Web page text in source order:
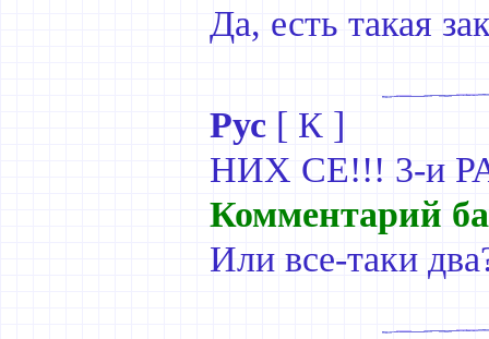
Да, есть такая
Рус [ К ]
НИХ СЕ!!! 3-и
Комментарий
Или все-таки